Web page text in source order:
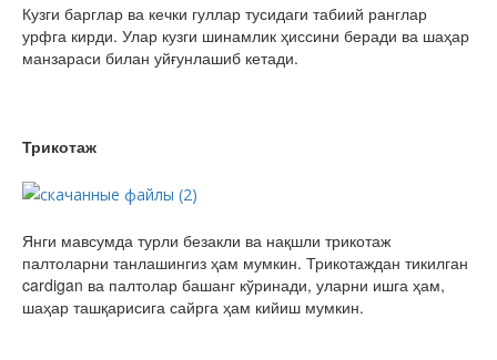
Кузги барглар ва кечки гуллар тусидаги табиий ранглар
урфга кирди. Улар кузги шинамлик ҳиссини беради ва шаҳар
манзараси билан уйғунлашиб кетади.
Трикотаж
Янги мавсумда турли безакли ва нақшли трикотаж
палтоларни танлашингиз ҳам мумкин. Трикотаждан тикилган
cardigan ва палтолар башанг кўринади, уларни ишга ҳам,
шаҳар ташқарисига сайрга ҳам кийиш мумкин.